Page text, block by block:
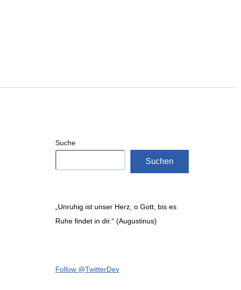
Suche
Suchen
„Unruhig ist unser Herz, o Gott, bis es
Ruhe findet in dir.“ (Augustinus)
Follow @TwitterDev